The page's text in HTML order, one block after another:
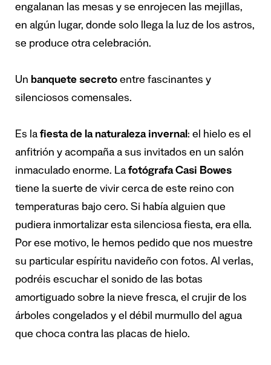
engalanan las mesas y se enrojecen las mejillas,
en algún lugar, donde solo llega la luz de los astros,
se produce otra celebración.
Un banquete secreto entre fascinantes y
silenciosos comensales.
Es la fiesta de la naturaleza invernal: el hielo es el
anfitrión y acompaña a sus invitados en un salón
inmaculado enorme. La fotógrafa Casi Bowes
tiene la suerte de vivir cerca de este reino con
temperaturas bajo cero. Si había alguien que
pudiera inmortalizar esta silenciosa fiesta, era ella.
Por ese motivo, le hemos pedido que nos muestre
su particular espíritu navideño con fotos. Al verlas,
podréis escuchar el sonido de las botas
amortiguado sobre la nieve fresca, el crujir de los
árboles congelados y el débil murmullo del agua
que choca contra las placas de hielo.